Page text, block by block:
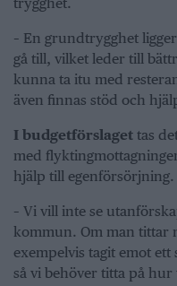
– En grundtrygghet
gå till, vilket leder till
kunna ta itu med
även finnas stöd och
I budgetförslaget tas
med
hjälp till egenförsörjning.
– Vi vill inte se
kommun. Om man tittar
exempelvis tagit emot
så vi behöver titta på